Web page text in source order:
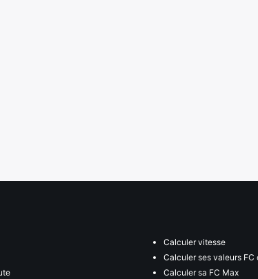
Calculer vitesse
Calculer ses valeurs FC
Calculer sa FC Max